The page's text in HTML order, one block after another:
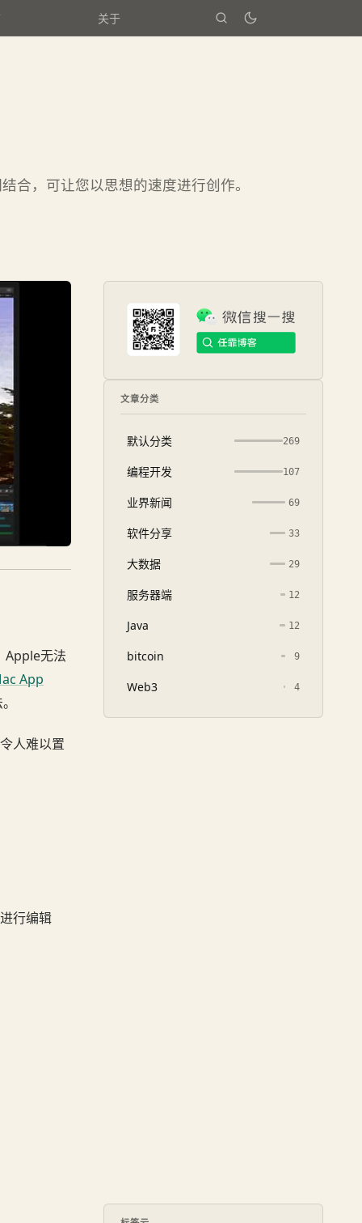
关于
合，可让您以思想的速度进行创作。
Apple无法
App
人难以置
行编辑
文章分类
默认分类 269
编程开发 107
业界新闻 69
软件分享 33
大数据 29
服务器端 12
Java 12
bitcoin 9
Web3 4